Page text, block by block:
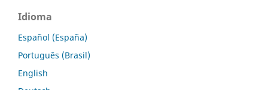
Idioma
Español (España)
Português (Brasil)
English